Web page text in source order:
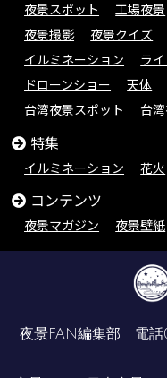
夜景スポット 工場夜景
夜景撮影
夜景クイズ
イルミネーション
ラ
ドローンショー
天体
台湾夜景スポット
台
特集
イルミネーション 花火
コンテンツ
夜景マガジン 夜景壁紙
夜景FAN編集部 電話